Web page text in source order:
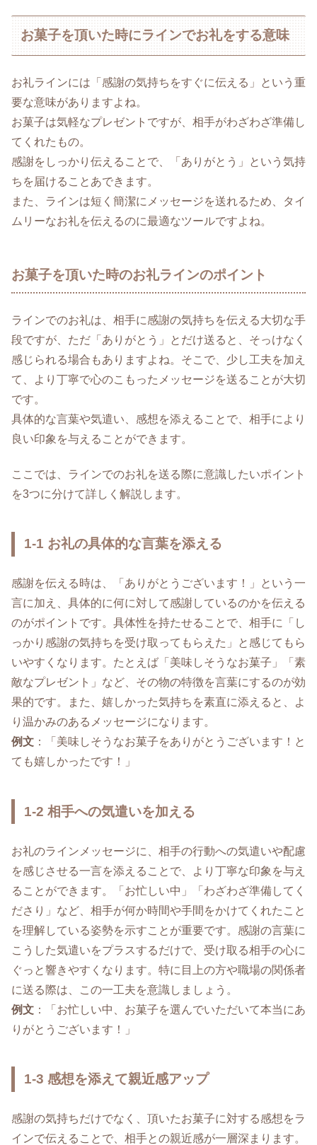
お菓子を頂いた時にラインでお礼をする意味
お礼ラインには「感謝の気持ちをすぐに伝える」という重
要な意味がありますよね。
お菓子は気軽なプレゼントですが、相手がわざわざ準備し
てくれたもの。
感謝をしっかり伝えることで、「ありがとう」という気持
ちを届けることあできます。
また、ラインは短く簡潔にメッセージを送れるため、タイ
ムリーなお礼を伝えるのに最適なツールですよね。
お菓子を頂いた時のお礼ラインのポイント
ラインでのお礼は、相手に感謝の気持ちを伝える大切な手
段ですが、ただ「ありがとう」とだけ送ると、そっけなく
感じられる場合もありますよね。そこで、少し工夫を加え
て、より丁寧で心のこもったメッセージを送ることが大切
です。
具体的な言葉や気遣い、感想を添えることで、相手により
良い印象を与えることができます。
ここでは、ラインでのお礼を送る際に意識したいポイント
を3つに分けて詳しく解説します。
1-1 お礼の具体的な言葉を添える
感謝を伝える時は、「ありがとうございます！」という一
言に加え、具体的に何に対して感謝しているのかを伝える
のがポイントです。具体性を持たせることで、相手に「し
っかり感謝の気持ちを受け取ってもらえた」と感じてもら
いやすくなります。たとえば「美味しそうなお菓子」「素
敵なプレゼント」など、その物の特徴を言葉にするのが効
果的です。また、嬉しかった気持ちを素直に添えると、よ
り温かみのあるメッセージになります。
例文 ：「美味しそうなお菓子をありがとうございます！と
ても嬉しかったです！」
1-2 相手への気遣いを加える
お礼のラインメッセージに、相手の行動への気遣いや配慮
を感じさせる一言を添えることで、より丁寧な印象を与え
ることができます。「お忙しい中」「わざわざ準備してく
ださり」など、相手が何か時間や手間をかけてくれたこと
を理解している姿勢を示すことが重要です。感謝の言葉に
こうした気遣いをプラスするだけで、受け取る相手の心に
ぐっと響きやすくなります。特に目上の方や職場の関係者
に送る際は、この一工夫を意識しましょう。
例文 ：「お忙しい中、お菓子を選んでいただいて本当にあ
りがとうございます！」
1-3 感想を添えて親近感アップ
感謝の気持ちだけでなく、頂いたお菓子に対する感想をラ
インで伝えることで、相手との親近感が一層深まります。